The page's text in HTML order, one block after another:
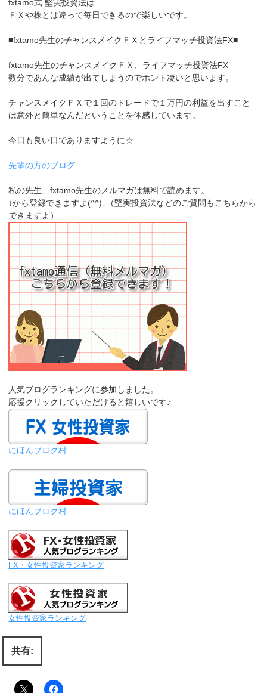
fxtamo式 堅実投資法は
ＦＸや株とは違って毎日できるので楽しいです。
■fxtamo先生のチャンスメイクＦＸとライフマッチ投資法FX■
fxtamo先生のチャンスメイクＦＸ、ライフマッチ投資法FX
数分であんな成績が出てしまうのでホント凄いと思います。
チャンスメイクＦＸで１回のトレードで１万円の利益を出すこと
は意外と簡単なんだということを体感しています。
今日も良い日でありますように☆
先輩の方のブログ
私の先生、fxtamo先生のメルマガは無料で読めます。
↓から登録できますよ(^^)↓（堅実投資法などのご質問もこちらから
できますよ）
人気ブログランキングに参加しました。
応援クリックしていただけると嬉しいです♪
にほんブログ村
にほんブログ村
FX・女性投資家ランキング
女性投資家ランキング
共有: